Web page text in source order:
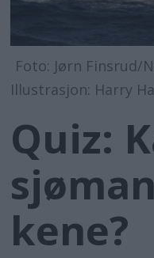
Foto: Jørn Finsrud/
Illustrasjon: Harry
Quiz:
kene?